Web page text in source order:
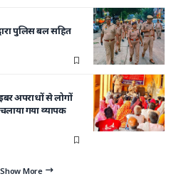
पुलिस बल सहित
अपराधों से लोगों
गया व्यापक
Show More